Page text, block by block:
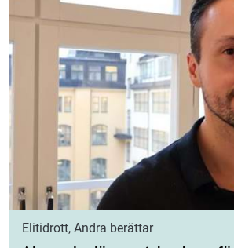
Elitidrott, Andra berättar